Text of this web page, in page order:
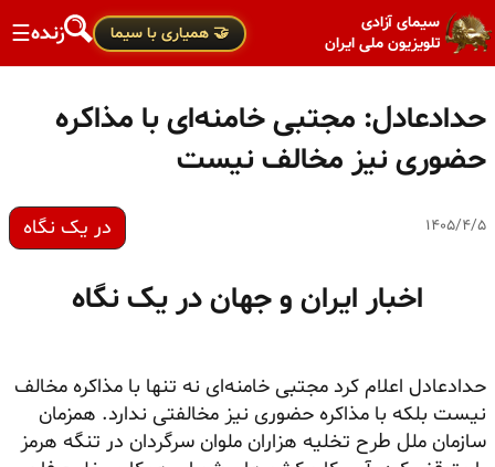
سیمای آزادی
تلویزیون ملی ایران
🤝 همیاری با سیما زنده☰
حدادعادل: مجتبی خامنه‌ای با مذاکره
حضوری نیز مخالف نیست
۱۴۰۵/۴/۵ در یک نگاه
اخبار ایران و جهان در یک نگاه
حدادعادل اعلام کرد مجتبی خامنه‌ای نه تنها با مذاکره مخالف
نیست بلکه با مذاکره حضوری نیز مخالفتی ندارد. همزمان
سازمان ملل طرح تخلیه هزاران ملوان سرگردان در تنگه هرمز